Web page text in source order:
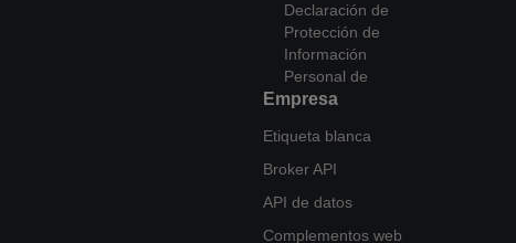
Declaración de
Protección de
Información
Personal de
Empresa
Etiqueta blanca
Broker API
API de datos
Complementos web